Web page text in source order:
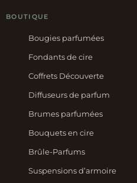
BOUTIQUE
Bougies parfumées
Fondants de cire
Coffrets Découverte
Diffuseurs de parfum
Brumes parfumées
Bouquets en cire
Brûle-Parfums
Suspensions d’armoire